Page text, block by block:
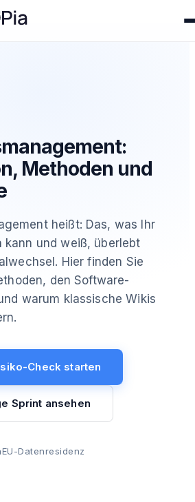
Methoden und
heißt: Das, was Ihr
kann und weiß, überlebt
Hier finden Sie
den Software-
warum klassische Wikis
Check starten
Sprint ansehen
EU-Datenresidenz